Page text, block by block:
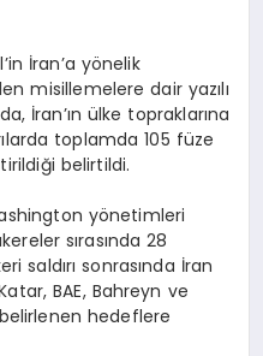
İran’a yönelik
misillemelere dair yazılı
İran’ın ülke topraklarına
toplamda 105 füze
belirtildi.
yönetimleri
sırasında 28
saldırı sonrasında İran
BAE, Bahreyn ve
hedeflere